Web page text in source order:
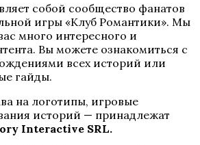
собой сообщество фанатов
игры «Клуб Романтики». Мы
много интересного и
Вы можете ознакомиться с
всех историй или
гайды.
на логотипы, игровые
историй — принадлежат
Interactive SRL.